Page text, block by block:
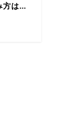
方は…